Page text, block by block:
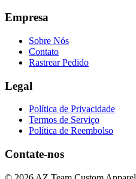
Empresa
Sobre Nós
Contato
Rastrear Pedido
Legal
Política de Privacidade
Termos de Serviço
Política de Reembolso
Contate-nos